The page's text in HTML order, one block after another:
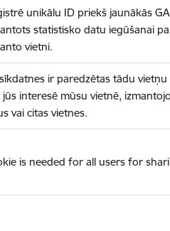
unikālu ID priekš jaunākās
statistisko datu iegūšanai
vietni.
ir paredzētas tādu
jūs interesē mūsu vietnē,
vai citas vietnes.
is needed for all users for